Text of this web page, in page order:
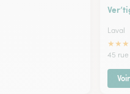
Laval
★★★
45 rue